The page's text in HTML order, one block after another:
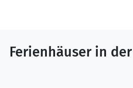
Ferienhäuser in